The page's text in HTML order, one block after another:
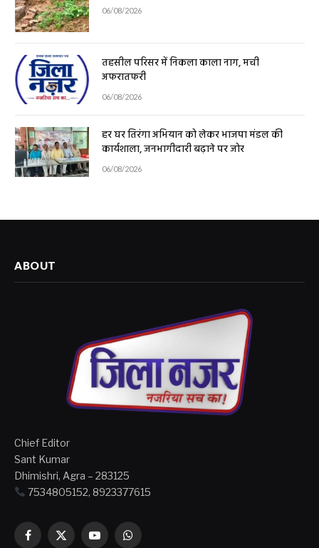
06/08/2026
तहसील परिसर में निकला काला नाग, मची
अफरातफरी
06/08/2026
हर घर तिरंगा अभियान को लेकर भाजपा मंडल की
कार्यशाला, जनभागीदारी बढ़ाने पर जोर
06/08/2026
ABOUT
Chief Editor
Sant Kumar
Dhimishri, Agra – 283125
7534805152, 8923377615
Facebook
X
YouTubeWhatsApp